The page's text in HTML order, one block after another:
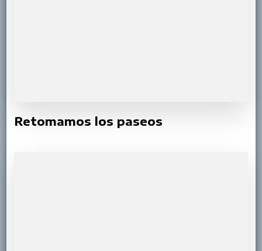
Retomamos los paseos